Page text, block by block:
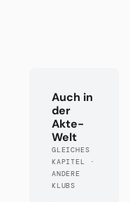
Auch in
der
Akte-
Welt
GLEICHES
KAPITEL ·
ANDERE
KLUBS